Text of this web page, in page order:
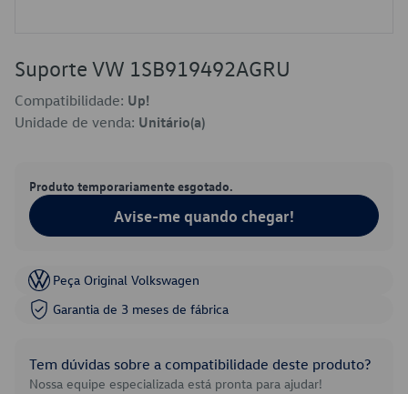
Suporte VW 1SB919492AGRU
Compatibilidade: Up!
Unidade de venda: Unitário(a)
Produto temporariamente esgotado.
Avise-me quando chegar!
Peça Original Volkswagen
Garantia de 3 meses de fábrica
Tem dúvidas sobre a compatibilidade deste produto?
Nossa equipe especializada está pronta para ajudar!